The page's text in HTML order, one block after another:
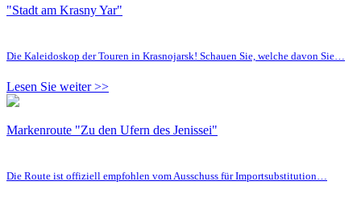
"Stadt am Krasny Yar"
Die Kaleidoskop der Touren in Krasnojarsk! Schauen Sie, welche davon Sie…
Lesen Sie weiter >>
Markenroute "Zu den Ufern des Jenissei"
Die Route ist offiziell empfohlen vom Ausschuss für Importsubstitution…